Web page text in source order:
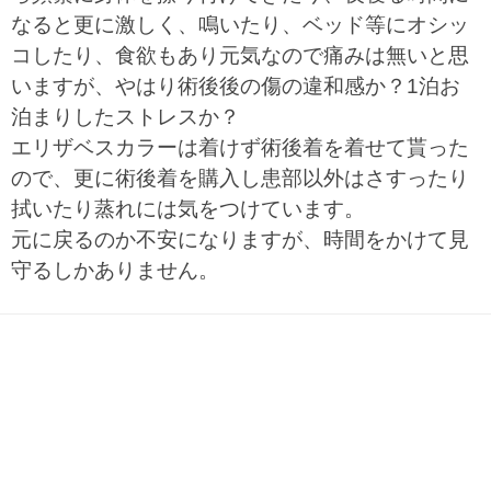
なると更に激しく、鳴いたり、ベッド等にオシッ
コしたり、食欲もあり元気なので痛みは無いと思
いますが、やはり術後後の傷の違和感か？1泊お
泊まりしたストレスか？
エリザベスカラーは着けず術後着を着せて貰った
ので、更に術後着を購入し患部以外はさすったり
拭いたり蒸れには気をつけています。
元に戻るのか不安になりますが、時間をかけて見
守るしかありません。